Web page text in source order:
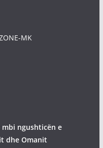
MK
ngushticën e
dhe Omanit